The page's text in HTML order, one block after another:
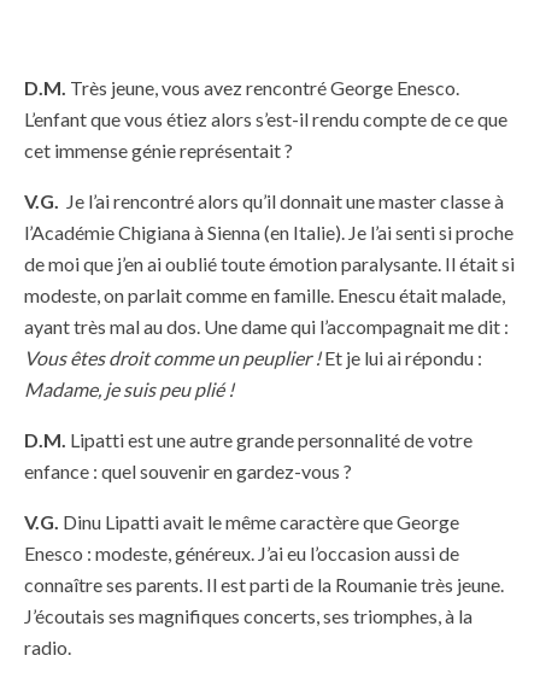
D.M. Très jeune, vous avez rencontré George Enesco.
L’enfant que vous étiez alors s’est-il rendu compte de ce que
cet immense génie représentait ?
V.G. Je l’ai rencontré alors qu’il donnait une master classe à
l’Académie Chigiana à Sienna (en Italie). Je l’ai senti si proche
de moi que j’en ai oublié toute émotion paralysante. Il était si
modeste, on parlait comme en famille. Enescu était malade,
ayant très mal au dos. Une dame qui l’accompagnait me dit :
Vous êtes droit comme un peuplier !Et je lui ai répondu :
Madame, je suis peu plié !
D.M. Lipatti est une autre grande personnalité de votre
enfance : quel souvenir en gardez-vous ?
V.G. Dinu Lipatti avait le même caractère que George
Enesco : modeste, généreux. J’ai eu l’occasion aussi de
connaître ses parents. Il est parti de la Roumanie très jeune.
J’écoutais ses magnifiques concerts, ses triomphes, à la
radio.